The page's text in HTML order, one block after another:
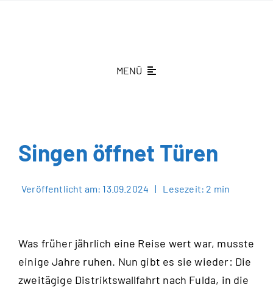
MENÜ
Schönenberg fördern
Aktuelles
Singen öffnet Türen
Veröffentlicht am: 13.09.2024 | Lesezeit: 2 min
Was früher jährlich eine Reise wert war, musste
einige Jahre ruhen. Nun gibt es sie wieder: Die
zweitägige Distriktswallfahrt nach Fulda, in die